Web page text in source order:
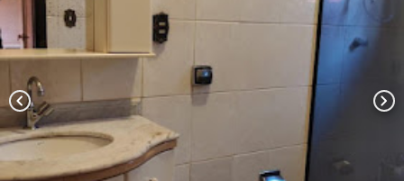
chevron_left chevron_right